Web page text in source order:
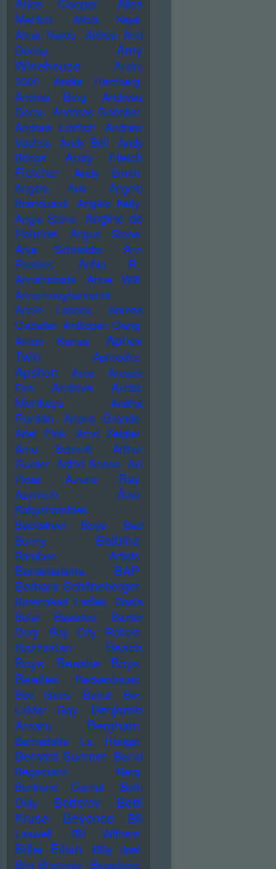
Merton
Alicia Keys
Alma Naidu
Althea And
Donna
Amy
Winehouse
Andre
3000
Andre Herzberg
Andrea Berg
Andreas
Dorau Andreas Gabalier
Andrew Eldritch
Andrew
Vachss Andy Bell
Andy
Brings
Andy Fletch
Fletcher
Andy Smith
Angela Aux
Angelo
Branduardi Angelo Kelly
Angie Stone Angine de
Poitrine
Angus Stone
Anja Schneider
Ann
Peebles
AnNa R.
Annahstasia
Anne Will
Annenmaykantereit
Annie Lennox
Anreas
Gabalier Antilopen Gang
Anton Karras
Aphex
Twin
Aphrodite
Apsilon Arca
Arcade
Fire
Archive
Arctic
Monkeys
Aretha
Franklin
Ariana Grande
Ariel Pink
Arnd Zeigler
Arno Schmitt
Arthur
Gunter Astrid Sonne Axl
Rose
Azure Ray
Azymuth
Ätna
Babyshambles
Backstreet Boys
Bad
Bunny
Balbina
Bamboo Artists
Bananarama
BAP
Barbara Schöneberger
Barenaked Ladies
Basia
Bulat
Bassdee
Baxter
Dury
Bay City Rollers
Bazzazian
Beach
Boys
Beastie Boys
Beatles
Beckenbauer
Bee Gees
Beirut
Ben
LaMar Gay
Benjamin
Amaru
Berghain
Bernadette La Hengst
Bernard Sumner Bernd
Begemann
Berq
Bertrand Cantat
Beth
Ditto
Betterov
Betti
Kruse
Beyonce
Bill
Laswell
Bill Withers
Billie Eilish
Billy Joel
Bim Sherman Biosphere